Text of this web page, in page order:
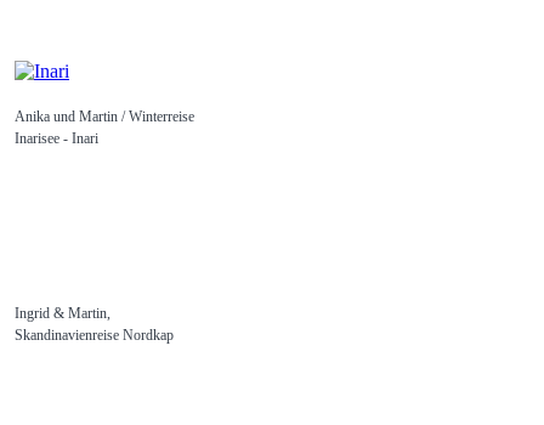
Anika und Martin / Winterreise
Inarisee - Inari
Ingrid & Martin,
Skandinavienreise Nordkap